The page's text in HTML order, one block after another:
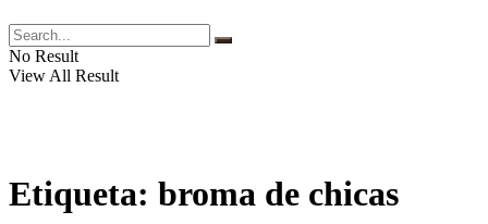
No Result
View All Result
Etiqueta: broma de chicas